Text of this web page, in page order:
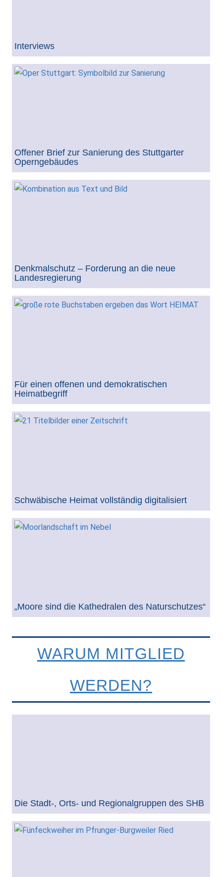
Interviews
Offener Brief zur Sanierung des Stuttgarter
Operngebäudes
Denkmalschutz – Forderung an die neue
Landesregierung
Für einen offenen und demokratischen
Heimatbegriff
Schwäbische Heimat vollständig digitalisiert
„Moore sind die Kathedralen des Naturschutzes“
WARUM MITGLIED
WERDEN?
Die Stadt-, Orts- und Regionalgruppen des SHB